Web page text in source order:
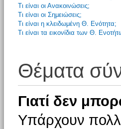
Τι είναι οι Ανακοινώσεις;
Τι είναι οι Σημειώσεις;
Τι είναι η κλειδωμένη Θ. Ενότητα;
Τι είναι τα εικονίδια των Θ.
Θέματα
Γιατί δεν
Υπάρχουν